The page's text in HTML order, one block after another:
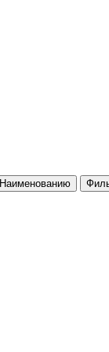
Наименованию